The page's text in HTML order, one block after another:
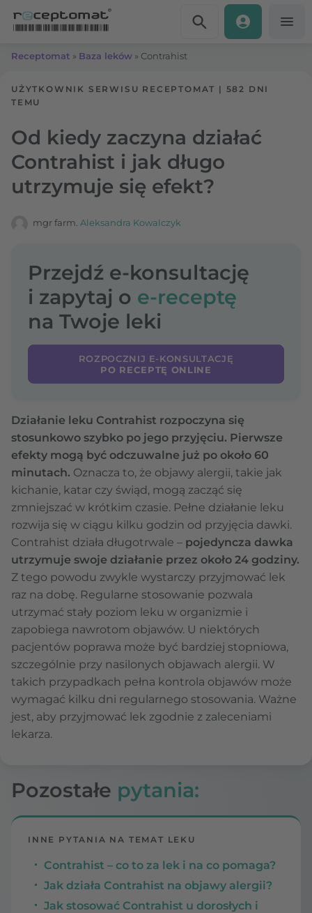
Receptomat » Baza leków » Contrahist
UŻYTKOWNIK SERWISU RECEPTOMAT | 582 DNI
TEMU
Od kiedy zaczyna działać
Contrahist i jak długo
utrzymuje się efekt?
mgr farm. Aleksandra Kowalczyk
Przejdź e-konsultację
i zapytaj o e-receptę
na Twoje leki
ROZPOCZNIJ E-KONSULTACJĘ
PO RECEPTĘ ONLINE
Działanie leku Contrahist rozpoczyna się
stosunkowo szybko po jego przyjęciu. Pierwsze
efekty mogą być odczuwalne już po około 60
minutach. Oznacza to, że objawy alergii, takie jak
kichanie, katar czy świąd, mogą zacząć się
zmniejszać w krótkim czasie. Pełne działanie leku
rozwija się w ciągu kilku godzin od przyjęcia dawki.
Contrahist działa długotrwale – pojedyncza dawka
utrzymuje swoje działanie przez około 24 godziny.
Z tego powodu zwykle wystarczy przyjmować lek
raz na dobę. Regularne stosowanie pozwala
utrzymać stały poziom leku w organizmie i
zapobiega nawrotom objawów. U niektórych
pacjentów poprawa może być bardziej stopniowa,
szczególnie przy nasilonych objawach alergii. W
takich przypadkach pełna kontrola objawów może
wymagać kilku dni regularnego stosowania. Ważne
jest, aby przyjmować lek zgodnie z zaleceniami
lekarza.
Pozostałe pytania:
INNE PYTANIA NA TEMAT LEKU
Contrahist – co to za lek i na co pomaga?
Jak działa Contrahist na objawy alergii?
Jak stosować Contrahist u dorosłych i